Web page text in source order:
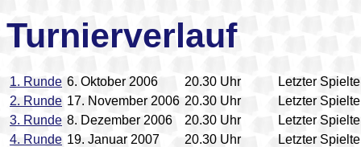
Turnierverlauf
1. Runde 6. Oktober 2006 20.30 Uhr
Letzter
2. Runde 17. November 2006 20.30 Uhr
Letzter
3. Runde 8. Dezember 2006 20.30 Uhr
Letzter
4. Runde 19. Januar 2007 20.30 Uhr
Letzter